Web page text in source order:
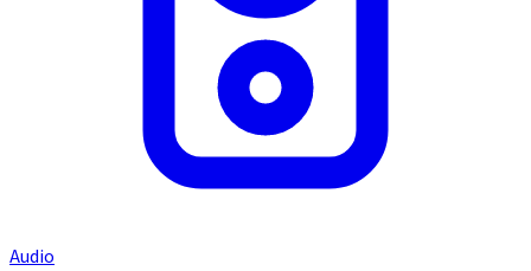
Audio